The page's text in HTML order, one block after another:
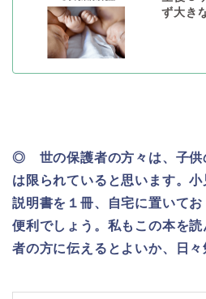
ず大き
◎ 世の保護者の方々は、子供
は限られていると思います。
説明書を１冊、自宅に置いて
便利でしょう。私もこの本を
者の方に伝えるとよいか、日々